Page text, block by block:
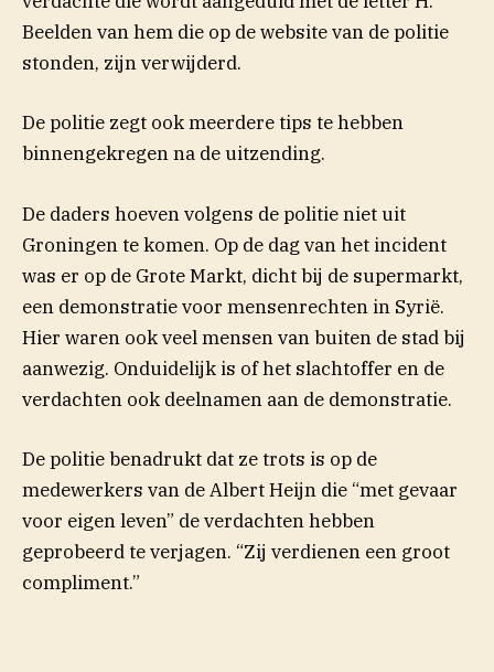
Beelden van hem die op de website van de politie
stonden, zijn verwijderd.
De politie zegt ook meerdere tips te hebben
binnengekregen na de uitzending.
De daders hoeven volgens de politie niet uit
Groningen te komen. Op de dag van het incident
was er op de Grote Markt, dicht bij de supermarkt,
een demonstratie voor mensenrechten in Syrië.
Hier waren ook veel mensen van buiten de stad bij
aanwezig. Onduidelijk is of het slachtoffer en de
verdachten ook deelnamen aan de demonstratie.
De politie benadrukt dat ze trots is op de
medewerkers van de Albert Heijn die “met gevaar
voor eigen leven” de verdachten hebben
geprobeerd te verjagen. “Zij verdienen een groot
compliment.”